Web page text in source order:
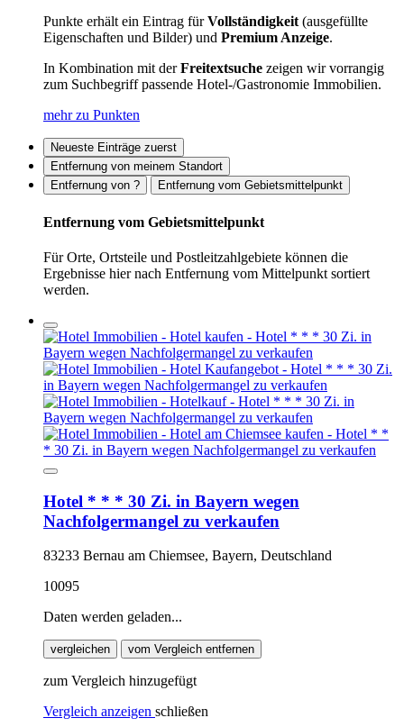
Punkte erhält ein Eintrag fürVollständigkeit (ausgefüllte
Eigenschaften und Bilder) und Premium Anzeige.
In Kombination mit derFreitextsuche zeigen wir vorrangig
zum Suchbegriff passende Hotel-/Gastronomie Immobilien.
mehr zu Punkten
Neueste Einträge zuerst
Entfernung von meinem Standort
Entfernung von ?
Entfernung vom Gebietsmittelpunkt
Entfernung vom Gebietsmittelpunkt
Für Orte, Ortsteile und Postleitzahlgebiete können die
Ergebnisse hier nach Entfernung vom Mittelpunkt sortiert
werden.
Hotel * * * 30 Zi. in Bayern wegen
Nachfolgermangel zu verkaufen
83233 Bernau am Chiemsee, Bayern, Deutschland
10095
Daten werden geladen...
vergleichen vom Vergleich entfernen
zum Vergleich hinzugefügt
Vergleich anzeigen schließen